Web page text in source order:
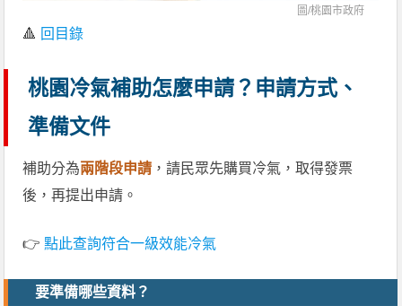
圖/桃園市政府
🔺 回目錄
桃園冷氣補助怎麼申請？申請方式、
準備文件
補助分為兩階段申請 ，請民眾先購買冷氣，取得發票
後，再提出申請。
👉點此查詢符合一級效能冷氣
要準備哪些資料？